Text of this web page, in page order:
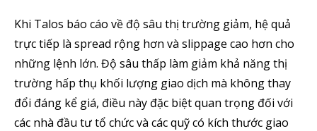
Khi Talos báo cáo về độ sâu thị trường giảm, hệ quả
trực tiếp là spread rộng hơn và slippage cao hơn cho
những lệnh lớn. Độ sâu thấp làm giảm khả năng thị
trường hấp thụ khối lượng giao dịch mà không thay
đổi đáng kể giá, điều này đặc biệt quan trọng đối với
các nhà đầu tư tổ chức và các quỹ có kích thước giao